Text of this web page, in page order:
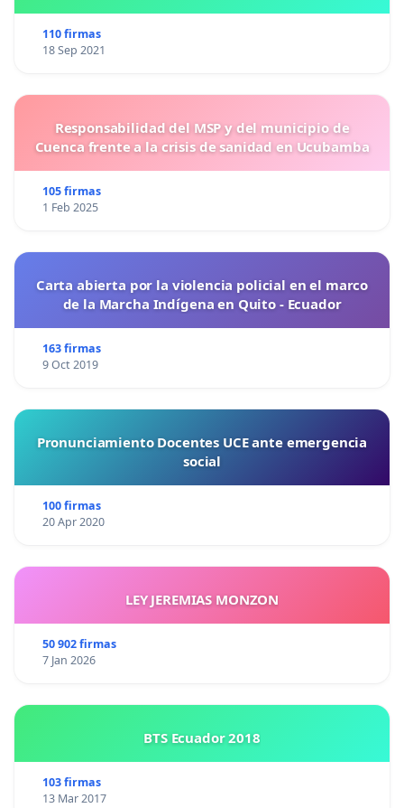
110 firmas
18 Sep 2021
Responsabilidad del MSP y del municipio de
Cuenca frente a la crisis de sanidad en Ucubamba
105 firmas
1 Feb 2025
Carta abierta por la violencia policial en el marco
de la Marcha Indígena en Quito - Ecuador
163 firmas
9 Oct 2019
Pronunciamiento Docentes UCE ante emergencia
social
100 firmas
20 Apr 2020
LEY JEREMIAS MONZON
50 902 firmas
7 Jan 2026
BTS Ecuador 2018
103 firmas
13 Mar 2017